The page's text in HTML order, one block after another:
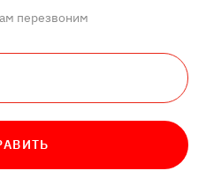
перезвоним